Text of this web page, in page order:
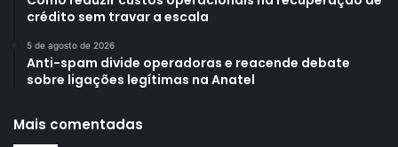
crédito sem travar a escala
5 de agosto de 2026
Anti-spam divide operadoras e reacende debate
sobre ligações legítimas na Anatel
Mais comentadas